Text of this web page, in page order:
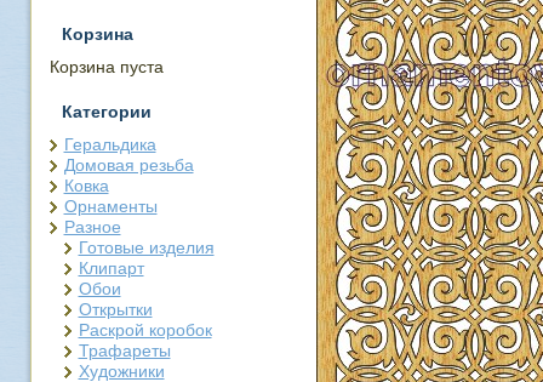
Корзина
Корзина пуста
Категории
Геральдика
Домовая резьба
Ковка
Орнаменты
Разное
Готовые изделия
Клипарт
Обои
Открытки
Раскрой коробок
Трафареты
Художники